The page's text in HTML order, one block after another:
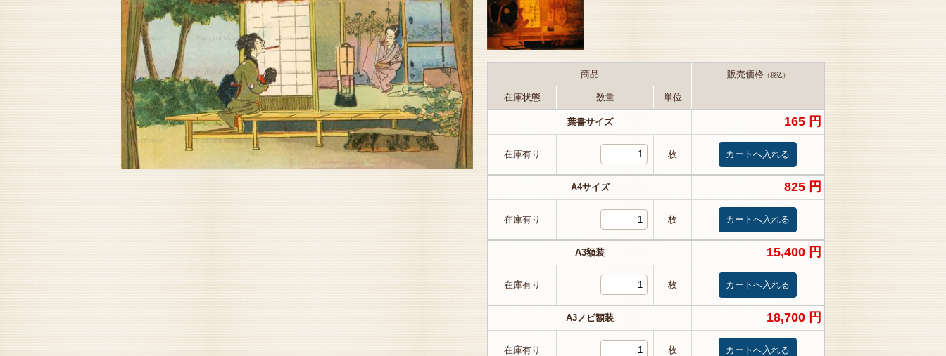
商品 販売価格（税込）
在庫状態 数量 単位
葉書サイズ 165 円
在庫有り 枚
A4サイズ 825 円
在庫有り 枚
A3額装 15,400 円
在庫有り 枚
A3ノビ額装 18,700 円
在庫有り 枚